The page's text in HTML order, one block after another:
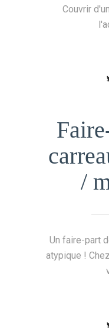
Couvrir
/
Un faire-part
atypique !